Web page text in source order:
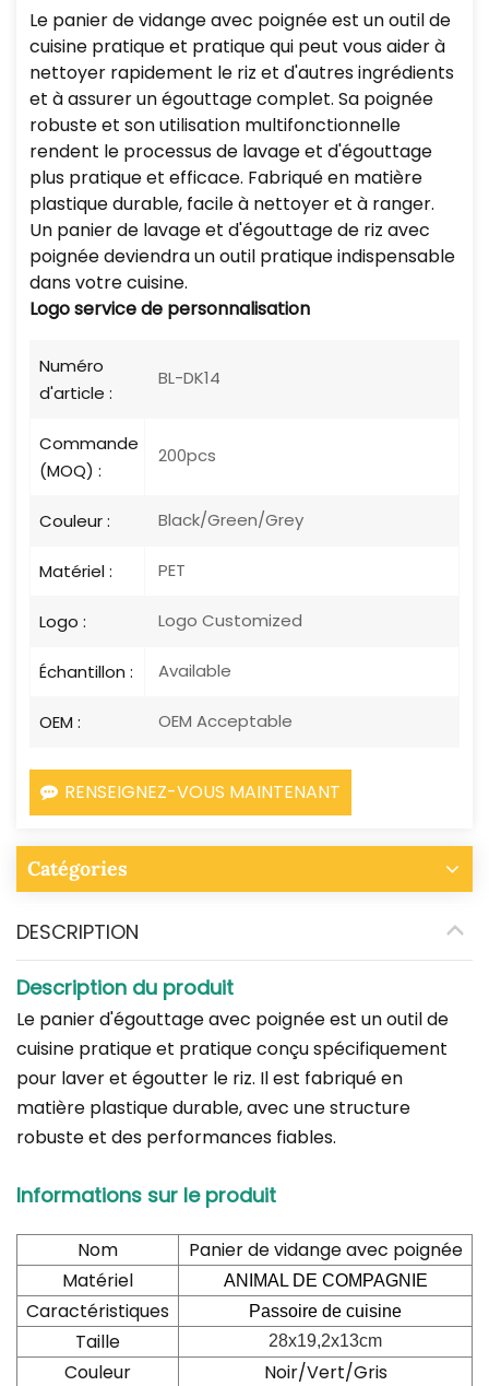
Le panier de vidange avec poignée est un outil de
cuisine pratique et pratique qui peut vous aider à
nettoyer rapidement le riz et d'autres ingrédients
et à assurer un égouttage complet. Sa poignée
robuste et son utilisation multifonctionnelle
rendent le processus de lavage et d'égouttage
plus pratique et efficace. Fabriqué en matière
plastique durable, facile à nettoyer et à ranger.
Un panier de lavage et d'égouttage de riz avec
poignée deviendra un outil pratique indispensable
dans votre cuisine.
Logoservice de personnalisation
Numéro
d'article :
BL-DK14
Commande
(MOQ) :
200pcs
Couleur : Black/Green/Grey
Matériel : PET
Logo : Logo Customized
Échantillon : Available
OEM : OEM Acceptable
RENSEIGNEZ-VOUS MAINTENANT
Catégories
DESCRIPTION
Description du produit
Le panier d'égouttage avec poignée est un outil de
cuisine pratique et pratique conçu spécifiquement
pour laver et égoutter le riz. Il est fabriqué en
matière plastique durable, avec une structure
robuste et des performances fiables.
Informations sur le produit
Nom
Panier de vidange avec poignée
Matériel
ANIMAL DE COMPAGNIE
Caractéristiques Passoire de cuisine
Taille 28x19,2x13cm
Couleur Noir/Vert/Gris